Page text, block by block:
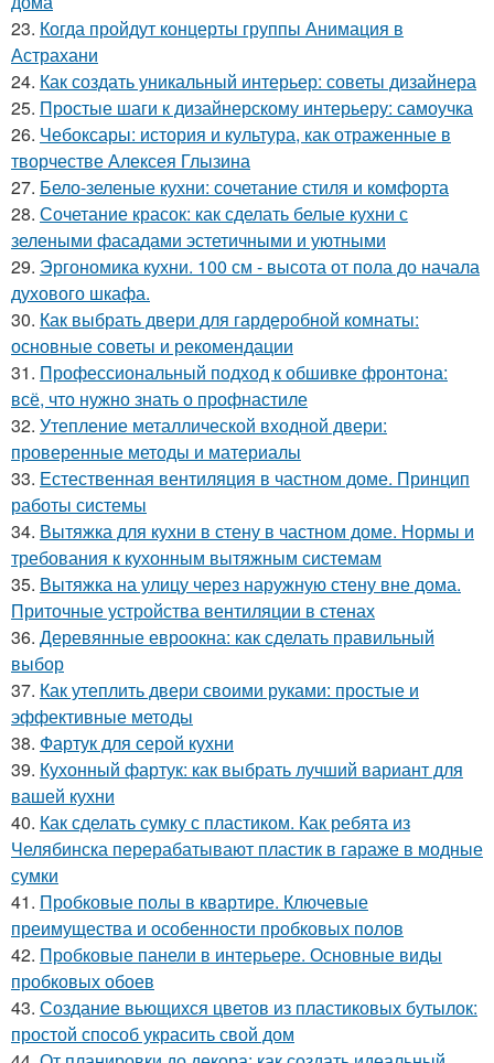
23. Когда пройдут концерты группы Анимация в
Астрахани
24. Как создать уникальный интерьер: советы дизайнера
25. Простые шаги к дизайнерскому интерьеру: самоучка
26. Чебоксары: история и культура, как отраженные в
творчестве Алексея Глызина
27. Бело-зеленые кухни: сочетание стиля и комфорта
28. Сочетание красок: как сделать белые кухни с
зелеными фасадами эстетичными и уютными
29. Эргономика кухни. 100 см - высота от пола до начала
духового шкафа.
30. Как выбрать двери для гардеробной комнаты:
основные советы и рекомендации
31. Профессиональный подход к обшивке фронтона:
всё, что нужно знать о профнастиле
32. Утепление металлической входной двери:
проверенные методы и материалы
33. Естественная вентиляция в частном доме. Принцип
работы системы
34. Вытяжка для кухни в стену в частном доме. Нормы и
требования к кухонным вытяжным системам
35. Вытяжка на улицу через наружную стену вне дома.
Приточные устройства вентиляции в стенах
36. Деревянные евроокна: как сделать правильный
выбор
37. Как утеплить двери своими руками: простые и
эффективные методы
38. Фартук для серой кухни
39. Кухонный фартук: как выбрать лучший вариант для
вашей кухни
40. Как сделать сумку с пластиком. Как ребята из
Челябинска перерабатывают пластик в гараже в модные
сумки
41. Пробковые полы в квартире. Ключевые
преимущества и особенности пробковых полов
42. Пробковые панели в интерьере. Основные виды
пробковых обоев
43. Создание вьющихся цветов из пластиковых бутылок:
простой способ украсить свой дом